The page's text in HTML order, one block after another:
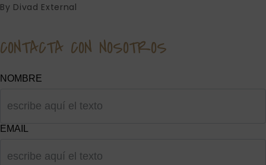
By Divad External
CONTACTA CON NOSOTROS
NOMBRE
EMAIL